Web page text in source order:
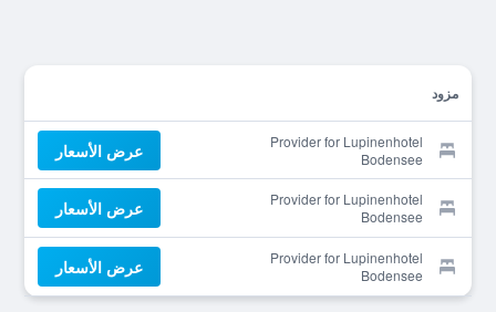
مزود
Provider for Lupinenhotel
Bodensee
عرض الأسعار
Provider for Lupinenhotel
Bodensee
عرض الأسعار
Provider for Lupinenhotel
Bodensee
عرض الأسعار